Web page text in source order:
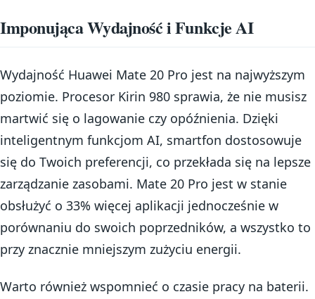
Imponująca Wydajność i Funkcje AI
Wydajność Huawei Mate 20 Pro jest na najwyższym
poziomie. Procesor Kirin 980 sprawia, że nie musisz
martwić się o lagowanie czy opóźnienia. Dzięki
inteligentnym funkcjom AI, smartfon dostosowuje
się do Twoich preferencji, co przekłada się na lepsze
zarządzanie zasobami. Mate 20 Pro jest w stanie
obsłużyć o 33% więcej aplikacji jednocześnie w
porównaniu do swoich poprzedników, a wszystko to
przy znacznie mniejszym zużyciu energii.
Warto również wspomnieć o czasie pracy na baterii.